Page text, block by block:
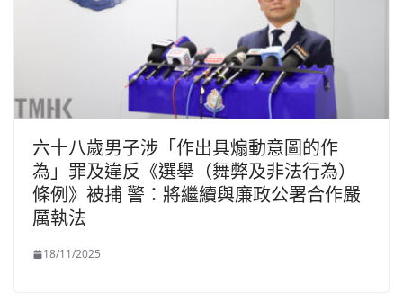
六十八歲男子涉「作出具煽動意圖的作
為」罪及違反《選舉（舞弊及非法行為）
條例》被捕 警：將繼續與廉政公署合作嚴
厲執法
18/11/2025